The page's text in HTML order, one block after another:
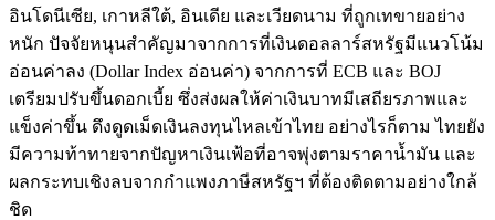
อินโดนีเซีย, เกาหลีใต้, อินเดีย และเวียดนาม ที่ถูกเทขายอย่าง
หนัก ปัจจัยหนุนสำคัญมาจากการที่เงินดอลลาร์สหรัฐมีแนวโน้ม
อ่อนค่าลง (Dollar Index อ่อนค่า) จากการที่ ECB และ BOJ
เตรียมปรับขึ้นดอกเบี้ย ซึ่งส่งผลให้ค่าเงินบาทมีเสถียรภาพและ
แข็งค่าขึ้น ดึงดูดเม็ดเงินลงทุนไหลเข้าไทย อย่างไรก็ตาม ไทยยัง
มีความท้าทายจากปัญหาเงินเฟ้อที่อาจพุ่งตามราคาน้ำมัน และ
ผลกระทบเชิงลบจากกำแพงภาษีสหรัฐฯ ที่ต้องติดตามอย่างใกล้
ชิด